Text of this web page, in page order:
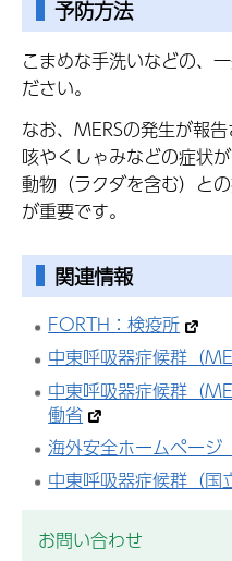
予防方法
こまめな手洗いなどの、
ださい。
なお、MERSの発生が報
咳やくしゃみなどの症状
動物（ラクダを含む）と
が重要です。
関連情報
FORTH：検疫所
中東呼吸器症候群（
中東呼吸器症候群（
働省
海外安全ホームページ
中東呼吸器症候群（国
お問い合わせ